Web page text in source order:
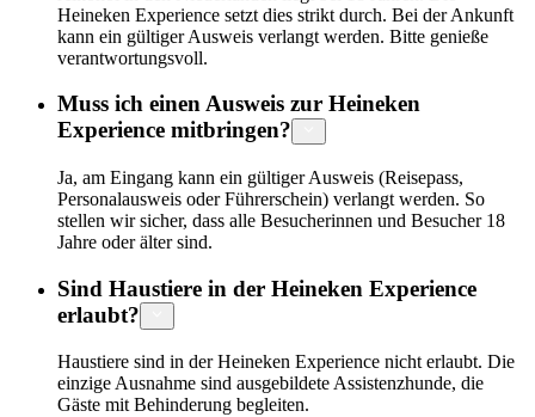
Heineken Experience setzt dies strikt durch. Bei der Ankunft
kann ein gültiger Ausweis verlangt werden. Bitte genieße
verantwortungsvoll.
Muss ich einen Ausweis zur Heineken
Experience mitbringen?
Ja, am Eingang kann ein gültiger Ausweis (Reisepass,
Personalausweis oder Führerschein) verlangt werden. So
stellen wir sicher, dass alle Besucherinnen und Besucher 18
Jahre oder älter sind.
Sind Haustiere in der Heineken Experience
erlaubt?
Haustiere sind in der Heineken Experience nicht erlaubt. Die
einzige Ausnahme sind ausgebildete Assistenzhunde, die
Gäste mit Behinderung begleiten.